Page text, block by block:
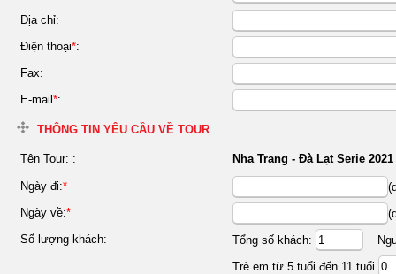
Địa chỉ:
Điện thoại*:
Fax:
E-mail *:
THÔNG TIN YÊU CẦU VỀ TOUR
Tên Tour: : Nha Trang - Đà Lạt Serie 2021
Ngày đi:*
Ngày về:*
Số lượng khách:
Tổng số khách:
Trẻ em từ 5 tuổi đến 11 tuổi